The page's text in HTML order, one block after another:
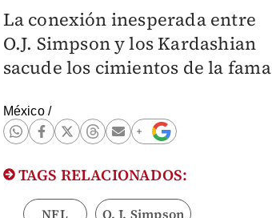
La conexión inesperada entre
O.J. Simpson y los Kardashian
sacude los cimientos de la fama
México/
TAGS RELACIONADOS:
NFL O. J. Simpson